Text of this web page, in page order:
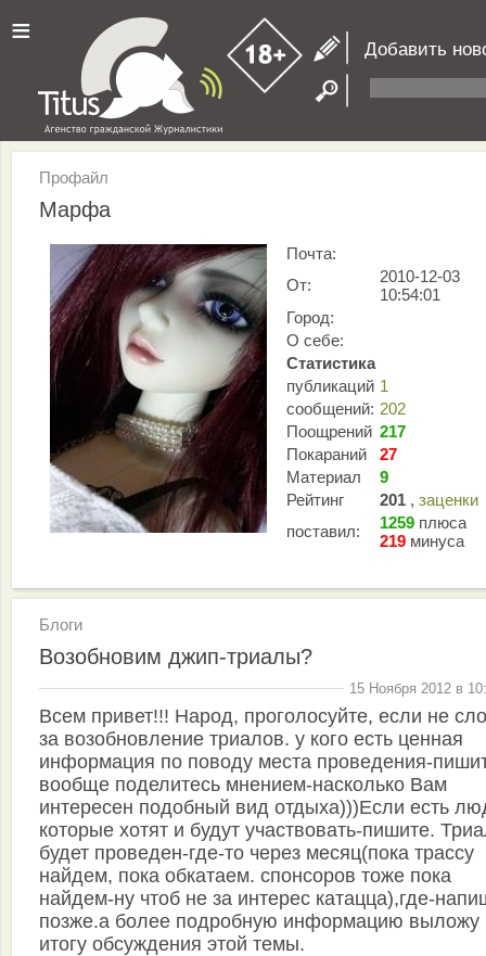
≡ Добавить
Профайл
Марфа
Почта:
От:
2010-12-03
10:54:01
Город:
О себе:
Статистика
публикаций 1
сообщений: 202
Поощрений 217
Покараний
27
Материал
9
Рейтинг
201 , заценки
поставил:
1259 плюса
219 минуса
Блоги
Возобновим джип-триалы?
15 Ноября 2012 в
Всем привет!!! Народ, проголосуйте, если не
за возобновление триалов. у кого есть ценная
информация по поводу места проведения-
вообще поделитесь мнением-насколько Вам
интересен подобный вид отдыха)))Если есть
которые хотят и будут участвовать-пишите.
будет проведен-где-то через месяц(пока трассу
найдем, пока обкатаем. спонсоров тоже пока
найдем-ну чтоб не за интерес катацца),где-
позже.а более подробную информацию выложу
итогу обсуждения этой темы.